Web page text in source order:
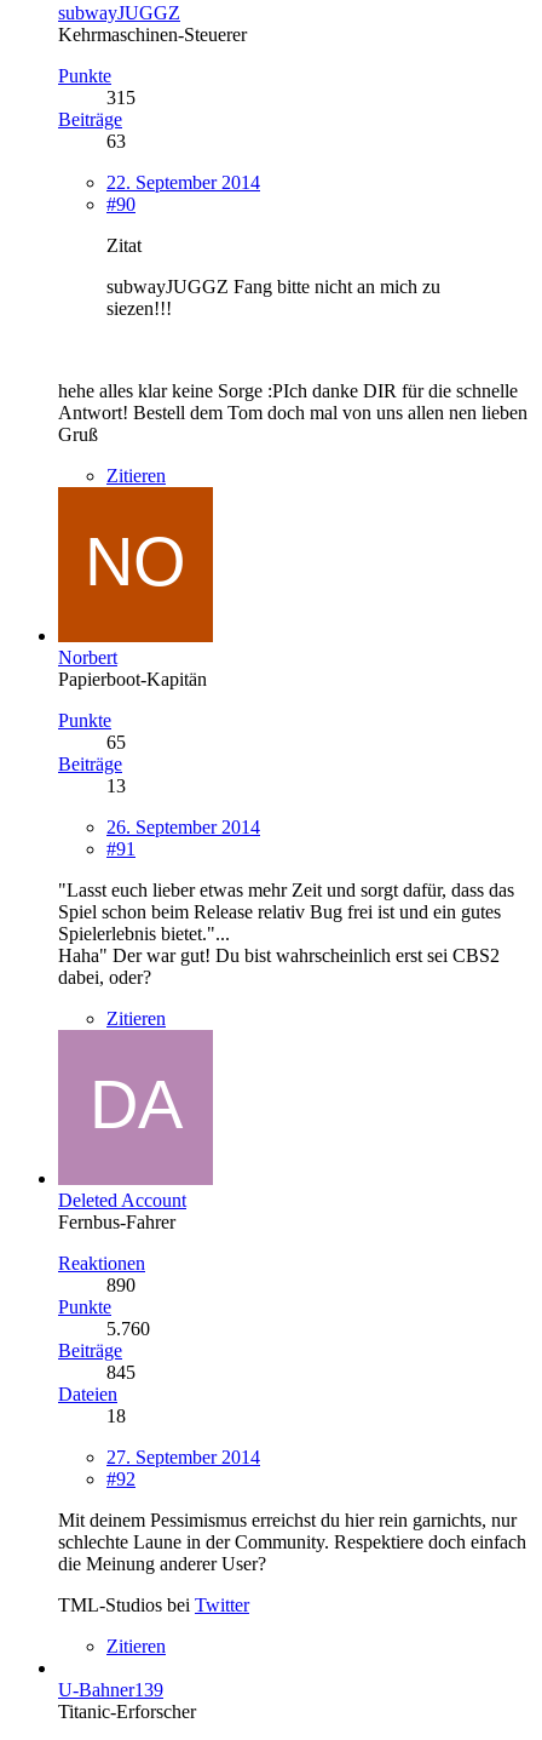
subwayJUGGZ
Kehrmaschinen-Steuerer
Punkte
315
Beiträge
63
22. September 2014
#90
Zitat
subwayJUGGZ Fang bitte nicht an mich zu
siezen!!!
hehe alles klar keine Sorge :PIch danke DIR für die schnelle
Antwort! Bestell dem Tom doch mal von uns allen nen lieben
Gruß
Zitieren
Norbert
Papierboot-Kapitän
Punkte
65
Beiträge
13
26. September 2014
#91
"Lasst euch lieber etwas mehr Zeit und sorgt dafür, dass das
Spiel schon beim Release relativ Bug frei ist und ein gutes
Spielerlebnis bietet."...
Haha" Der war gut! Du bist wahrscheinlich erst sei CBS2
dabei, oder?
Zitieren
Deleted Account
Fernbus-Fahrer
Reaktionen
890
Punkte
5.760
Beiträge
845
Dateien
18
27. September 2014
#92
Mit deinem Pessimismus erreichst du hier rein garnichts, nur
schlechte Laune in der Community. Respektiere doch einfach
die Meinung anderer User?
TML-Studios bei Twitter
Zitieren
U-Bahner139
Titanic-Erforscher